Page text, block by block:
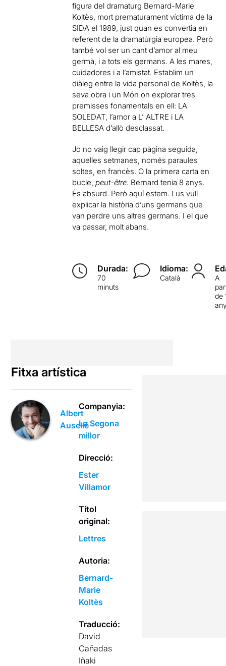
figura del dramaturg Bernard-Marie
Koltès, mort prematurament víctima de la
SIDA el 1989, just quan es convertia en
referent de la dramatúrgia europea. Però
també vol ser un cant d’amor al meu
germà, i a tots els germans. A les mares,
cuidadores i a l’amistat. Establim un
diàleg entre la vida personal de Koltès, la
seva obra i un Món on explorar tres
premisses fonamentals en ell: LA
SOLEDAT, l’amor a L’ ALTRE i LA
BELLESA d’allò desclassat.
Jo no vaig llegir cap pàgina seguida,
aquelles setmanes, només paraules
soltes, en francès. O la primera carta en
bucle,peut-être. Bernard tenia 8 anys.
És absurd. Però aquí estem. I us vull
explicar la història d’uns germans que
van perdre uns altres germans. I el que
va passar, molt abans.
Durada:
70
minuts
Idioma:
Català
A
de
Fitxa artística
Albert
Ausellé
Companyia:
La Segona
millor
Direcció:
Ester
Villamor
Títol
original:
Lettres
Autoria:
Bernard-
Marie
Koltès
Traducció:
David
Cañadas
Iñaki